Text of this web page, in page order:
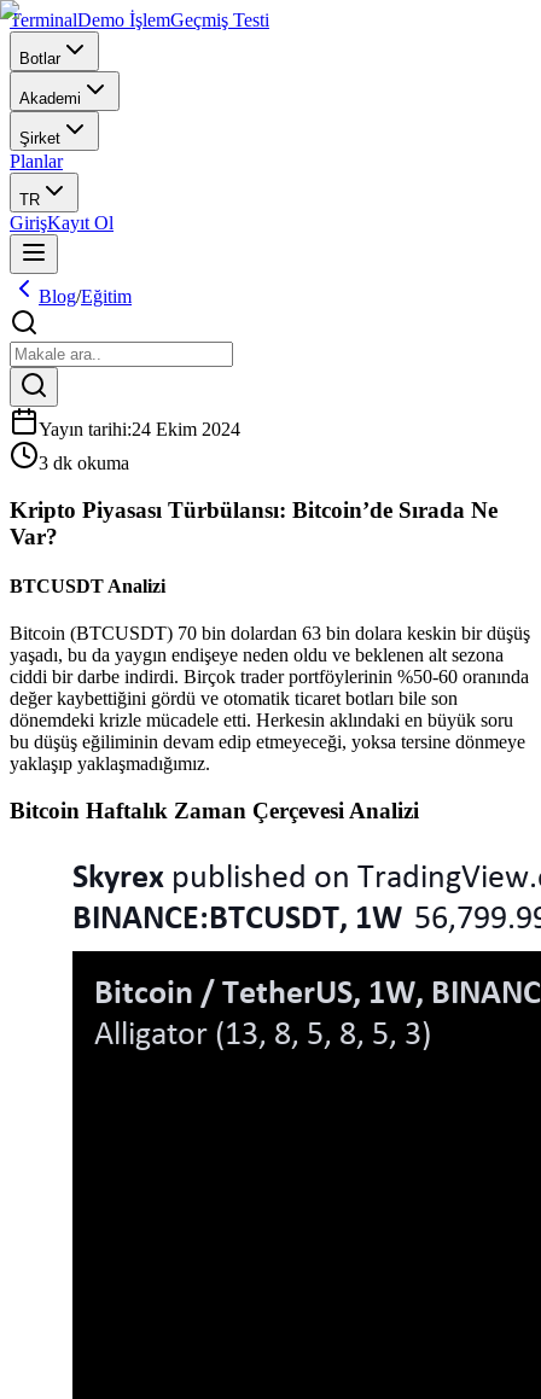
TerminalDemo İşlemGeçmiş Testi
Botlar
Akademi
Şirket
Planlar
TR
GirişKayıt Ol
Blog/Eğitim
Yayın tarihi:24 Ekim 2024
3 dk okuma
Kripto Piyasası Türbülansı: Bitcoin’de Sırada Ne
Var?
BTCUSDT Analizi
Bitcoin (BTCUSDT) 70 bin dolardan 63 bin dolara keskin bir düşüş
yaşadı, bu da yaygın endişeye neden oldu ve beklenen alt sezona
ciddi bir darbe indirdi. Birçok trader portföylerinin %50-60 oranında
değer kaybettiğini gördü ve otomatik ticaret botları bile son
dönemdeki krizle mücadele etti. Herkesin aklındaki en büyük soru
bu düşüş eğiliminin devam edip etmeyeceği, yoksa tersine dönmeye
yaklaşıp yaklaşmadığımız.
Bitcoin Haftalık Zaman Çerçevesi Analizi